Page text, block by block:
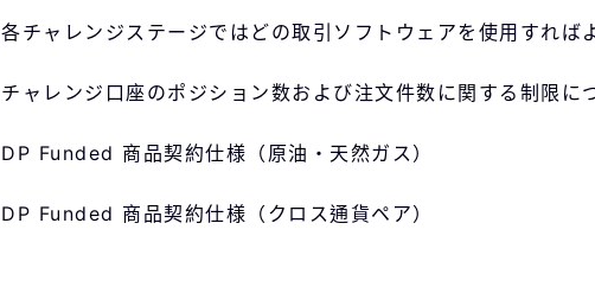
各チャレンジステージではどの取引ソフトウェアを使用すれば
チャレンジ口座のポジション数および注文件数に関する制限に
DP Funded 商品契約仕様（原油・天然ガス）
DP Funded 商品契約仕様（クロス通貨ペア）